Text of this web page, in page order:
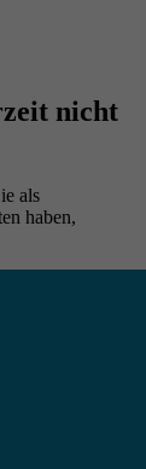
nicht
als
haben,